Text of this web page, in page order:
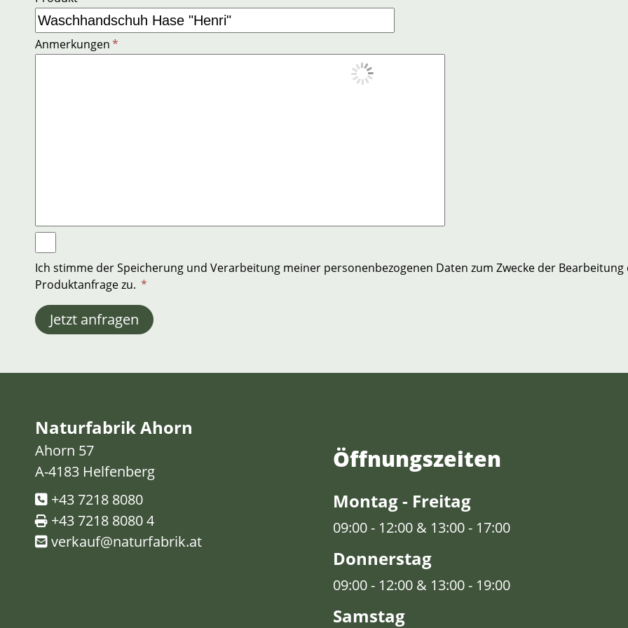
Anmerkungen*
Ich stimme der Speicherung und Verarbeitung meiner personenbezogenen Daten zum Zwecke der Bearbeitung
Produktanfrage zu. *
Jetzt anfragen
Naturfabrik Ahorn
Ahorn 57
A-4183 Helfenberg
+43 7218 8080
+43 7218 8080 4
verkauf@naturfabrik.at
Öffnungs­zeiten
Montag - Freitag
09:00 - 12:00 & 13:00 - 17:00
Donnerstag
09:00 - 12:00 & 13:00 - 19:00
Samstag